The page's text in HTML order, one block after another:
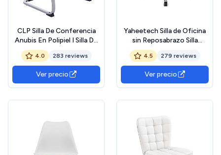
CLP Silla De Conferencia
Anubis En Polipiel I Silla De
Oficina En Estilo
Cantiléver, con
Reposabrazos &amp; Base
Metálica, Color:Crema
4.0 283 reviews
Ver precio
Yaheetech Silla de Oficina
sin Reposabrazo Silla
Oficina Tapizada de Cuero
PU Silla con Ruedas Silla
Ergonomica Base Metal
Negra
4.5 279 reviews
Ver precio